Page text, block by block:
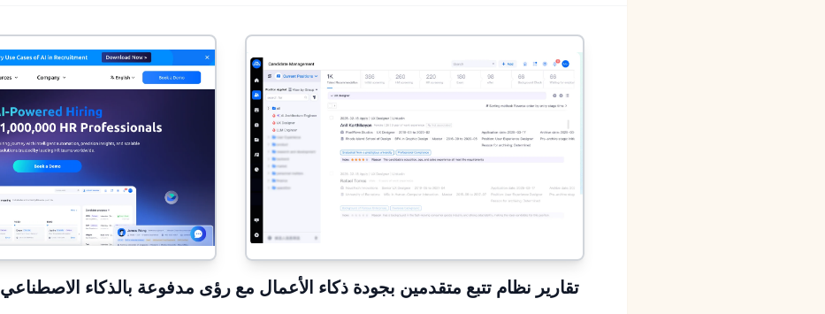
MokaHR (2026): تقارير نظام تتبع متقدمين بجودة ذكاء الأعمال مع رؤى مدفوعة بالذكاء الاصطناعي